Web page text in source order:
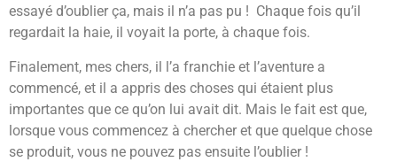
essayé d’oublier ça, mais il n’a pas pu ! Chaque fois qu’il
regardait la haie, il voyait la porte, à chaque fois.
Finalement, mes chers, il l’a franchie et l’aventure a
commencé, et il a appris des choses qui étaient plus
importantes que ce qu’on lui avait dit. Mais le fait est que,
lorsque vous commencez à chercher et que quelque chose
se produit, vous ne pouvez pas ensuite l’oublier !